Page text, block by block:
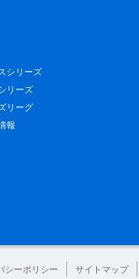
シリーズ
リーズ
リーグ
報
シーポリシー サイトマップ